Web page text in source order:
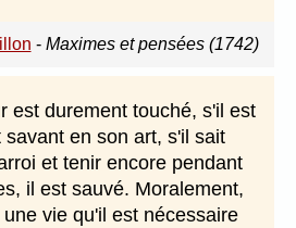
- Maximes et pensées (1742)
est durement touché, s'il est
savant en son art, s'il sait
et tenir encore pendant
il est sauvé. Moralement,
vie qu'il est nécessaire